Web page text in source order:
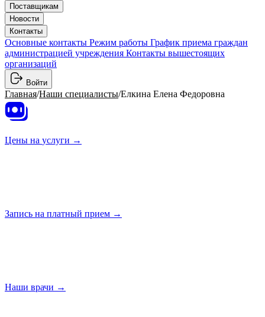
Поставщикам
Новости
Контакты
Основные контакты Режим работы График приема граждан
администрацией учреждения Контакты вышестоящих
организаций
Войти
Главная/Наши специалисты/Елкина Елена Федоровна
Цены на услуги →
Запись на платный прием →
Наши врачи →